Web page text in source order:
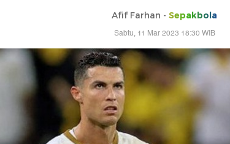
Afif Farhan - Sepakbola
Sabtu, 11 Mar 2023 18:30 WIB